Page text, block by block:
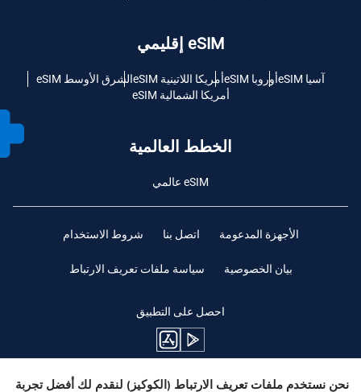
eSIM إقليمي
آسيا eSIM أوروبا eSIM أمريكا اللاتينية eSIM
الشرق الأوسط eSIM
أمريكا الشمالية eSIM
الخطط العالمية
eSIM عالمي
الأجهزة المدعومة اتصل بنا شروط الاستخدام
بيان الخصوصية سياسة ملفات تعريف الارتباط
احصل على التطبيق
ابقوا متابعين
نحن نستخدم ملفات تعريف الارتباط (الكوكيز) لنقدم لك أفضل تجربة